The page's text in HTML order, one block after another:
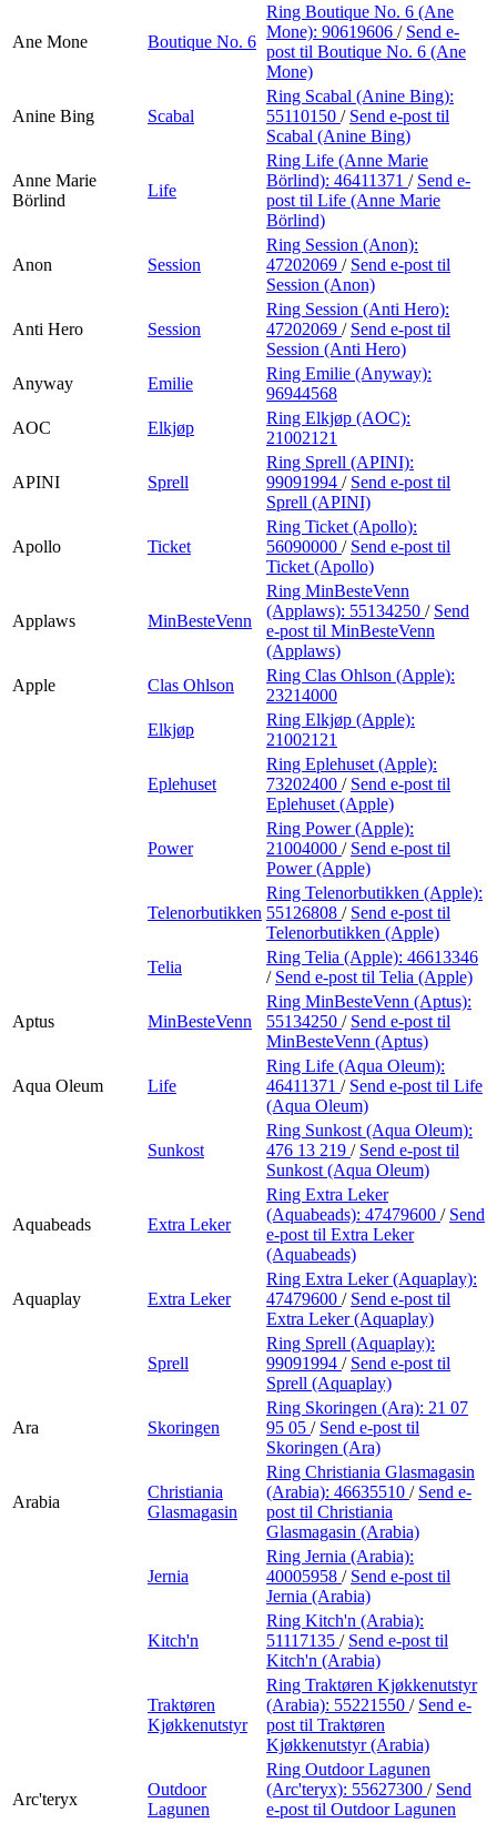
Ane Mone Boutique No. 6
Ring Boutique No. 6 (Ane
Mone): 90619606 / Send e-
post til Boutique No. 6 (Ane
Mone)
Anine Bing Scabal
Ring Scabal (Anine Bing):
55110150 / Send e-post til
Scabal (Anine Bing)
Anne Marie
Börlind
Life
Ring Life (Anne Marie
Börlind): 46411371 / Send e-
post til Life (Anne Marie
Börlind)
Anon Session
Ring Session (Anon):
47202069 / Send e-post til
Session (Anon)
Anti Hero Session
Ring Session (Anti Hero):
47202069 / Send e-post til
Session (Anti Hero)
Anyway
Emilie
Ring Emilie (Anyway):
96944568
AOC
Elkjøp
Ring Elkjøp (AOC):
21002121
APINI Sprell
Ring Sprell (APINI):
99091994 / Send e-post til
Sprell (APINI)
Apollo Ticket
Ring Ticket (Apollo):
56090000 / Send e-post til
Ticket (Apollo)
Applaws MinBesteVenn
Ring MinBesteVenn
(Applaws): 55134250 / Send
e-post til MinBesteVenn
(Applaws)
Apple
Clas Ohlson
Ring Clas Ohlson (Apple):
23214000
Elkjøp
Ring Elkjøp (Apple):
21002121
Eplehuset
Ring Eplehuset (Apple):
73202400 / Send e-post til
Eplehuset (Apple)
Power
Ring Power (Apple):
21004000 / Send e-post til
Power (Apple)
Telenorbutikken
Ring Telenorbutikken (Apple):
55126808 / Send e-post til
Telenorbutikken (Apple)
Telia
Ring Telia (Apple): 46613346
/ Send e-post til Telia (Apple)
Aptus MinBesteVenn
Ring MinBesteVenn (Aptus):
55134250 / Send e-post til
MinBesteVenn (Aptus)
Aqua Oleum Life
Ring Life (Aqua Oleum):
46411371 / Send e-post til Life
(Aqua Oleum)
Sunkost
Ring Sunkost (Aqua Oleum):
476 13 219 / Send e-post til
Sunkost (Aqua Oleum)
Aquabeads Extra Leker
Ring Extra Leker
(Aquabeads): 47479600 / Send
e-post til Extra Leker
(Aquabeads)
Aquaplay Extra Leker
Ring Extra Leker (Aquaplay):
47479600 / Send e-post til
Extra Leker (Aquaplay)
Sprell
Ring Sprell (Aquaplay):
99091994 / Send e-post til
Sprell (Aquaplay)
Ara Skoringen
Ring Skoringen (Ara): 21 07
95 05 / Send e-post til
Skoringen (Ara)
Arabia
Christiania
Glasmagasin
Ring Christiania Glasmagasin
(Arabia): 46635510 / Send e-
post til Christiania
Glasmagasin (Arabia)
Jernia
Ring Jernia (Arabia):
40005958 / Send e-post til
Jernia (Arabia)
Kitch'n
Ring Kitch'n (Arabia):
51117135 / Send e-post til
Kitch'n (Arabia)
Traktøren
Kjøkkenutstyr
Ring Traktøren Kjøkkenutstyr
(Arabia): 55221550 / Send e-
post til Traktøren
Kjøkkenutstyr (Arabia)
Arc'teryx
Outdoor
Lagunen
Ring Outdoor Lagunen
(Arc'teryx): 55627300 / Send
e-post til Outdoor Lagunen